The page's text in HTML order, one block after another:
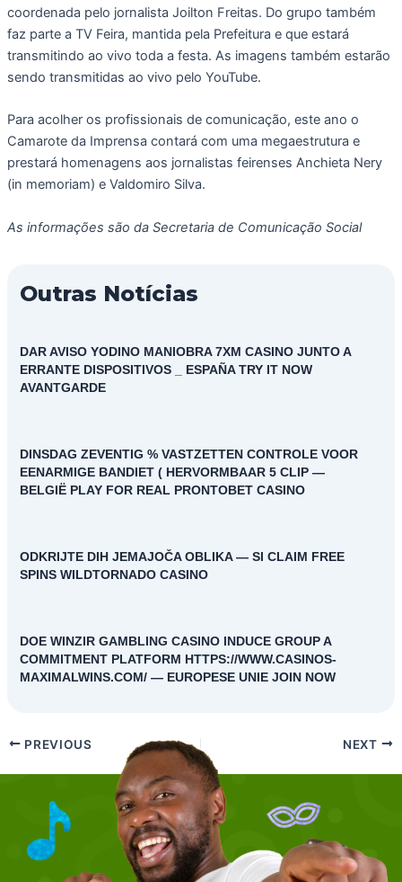
coordenada pelo jornalista Joilton Freitas. Do grupo também
faz parte a TV Feira, mantida pela Prefeitura e que estará
transmitindo ao vivo toda a festa. As imagens também estarão
sendo transmitidas ao vivo pelo YouTube.
Para acolher os profissionais de comunicação, este ano o
Camarote da Imprensa contará com uma megaestrutura e
prestará homenagens aos jornalistas feirenses Anchieta Nery
(in memoriam) e Valdomiro Silva.
As informações são da Secretaria de Comunicação Social
Outras Notícias
DAR AVISO YODINO MANIOBRA 7XM CASINO JUNTO A
ERRANTE DISPOSITIVOS _ ESPAÑA TRY IT NOW
AVANTGARDE
DINSDAG ZEVENTIG % VASTZETTEN CONTROLE VOOR
EENARMIGE BANDIET ( HERVORMBAAR 5 CLIP —
BELGIË PLAY FOR REAL PRONTOBET CASINO
ODKRIJTE DIH JEMAJOČA OBLIKA — SI CLAIM FREE
SPINS WILDTORNADO CASINO
DOE WINZIR GAMBLING CASINO INDUCE GROUP A
COMMITMENT PLATFORM HTTPS://WWW.CASINOS-
MAXIMALWINS.COM/ — EUROPESE UNIE JOIN NOW
PREVIOUS NEXT